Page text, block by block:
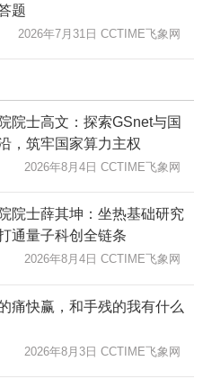
题
2026年7月31日 CCTIME飞象网
院士高文：探索GSnet与国
，筑牢国家算力主权
2026年8月4日 CCTIME飞象网
院士薛其坤：坐热基础研究
通量子科创全链条
2026年8月4日 CCTIME飞象网
痛快赢，和手残的我有什么
2026年8月3日 CCTIME飞象网